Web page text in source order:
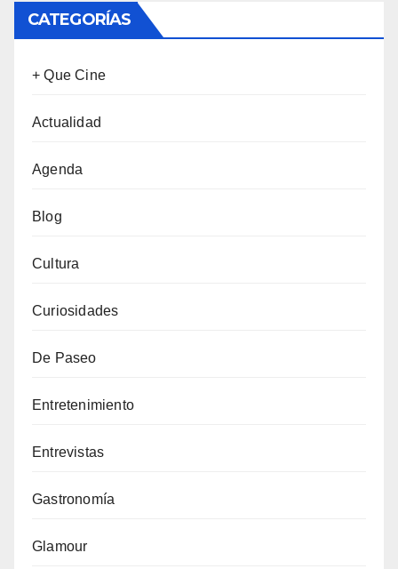
CATEGORÍAS
+ Que Cine
Actualidad
Agenda
Blog
Cultura
Curiosidades
De Paseo
Entretenimiento
Entrevistas
Gastronomía
Glamour